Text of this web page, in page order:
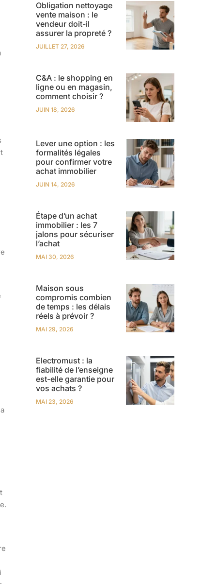
Obligation nettoyage
vente maison : le
vendeur doit-il
assurer la propreté ?
JUILLET 27, 2026
C&A : le shopping en
ligne ou en magasin,
comment choisir ?
JUIN 18, 2026
Lever une option : les
formalités légales
pour confirmer votre
achat immobilier
JUIN 14, 2026
Étape d’un achat
immobilier : les 7
jalons pour sécuriser
l’achat
MAI 30, 2026
Maison sous
compromis combien
de temps : les délais
réels à prévoir ?
MAI 29, 2026
Electromust : la
fiabilité de l’enseigne
est-elle garantie pour
vos achats ?
MAI 23, 2026